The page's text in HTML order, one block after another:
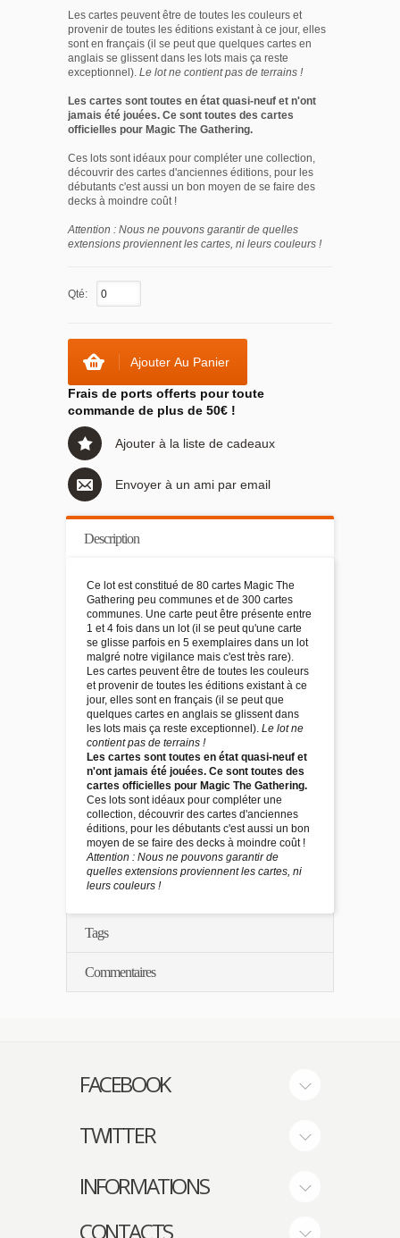
Les cartes peuvent être de toutes les couleurs et
provenir de toutes les éditions existant à ce jour, elles
sont en français (il se peut que quelques cartes en
anglais se glissent dans les lots mais ça reste
exceptionnel). Le lot ne contient pas de terrains !
Les cartes sont toutes en état quasi-neuf et n'ont
jamais été jouées. Ce sont toutes des cartes
officielles pour Magic The Gathering.
Ces lots sont idéaux pour compléter une collection,
découvrir des cartes d'anciennes éditions, pour les
débutants c'est aussi un bon moyen de se faire des
decks à moindre coût !
Attention : Nous ne pouvons garantir de quelles
extensions proviennent les cartes, ni leurs couleurs !
Qté:
Ajouter Au Panier
Frais de ports offerts pour toute
commande de plus de 50€ !
Ajouter à la liste de cadeaux
Envoyer à un ami par email
Description
Ce lot est constitué de 80 cartes Magic The
Gathering peu communes et de 300 cartes
communes. Une carte peut être présente entre
1 et 4 fois dans un lot (il se peut qu'une carte
se glisse parfois en 5 exemplaires dans un lot
malgré notre vigilance mais c'est très rare).
Les cartes peuvent être de toutes les couleurs
et provenir de toutes les éditions existant à ce
jour, elles sont en français (il se peut que
quelques cartes en anglais se glissent dans
les lots mais ça reste exceptionnel). Le lot ne
contient pas de terrains !
Les cartes sont toutes en état quasi-neuf et
n'ont jamais été jouées. Ce sont toutes des
cartes officielles pour Magic The Gathering.
Ces lots sont idéaux pour compléter une
collection, découvrir des cartes d'anciennes
éditions, pour les débutants c'est aussi un bon
moyen de se faire des decks à moindre coût !
Attention : Nous ne pouvons garantir de
quelles extensions proviennent les cartes, ni
leurs couleurs !
Tags
Commentaires
FACEBOOK
TWITTER
INFORMATIONS
CONTACTS